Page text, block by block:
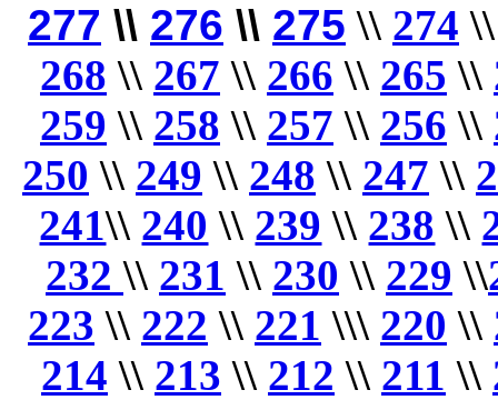
277 \\ 276 \\ 275 \\ 274
268 \\ 267 \\ 266 \\ 265 \\
259 \\ 258 \\ 257 \\ 256 \\
250 \\ 249 \\ 248 \\ 247 \\
241\\ 240 \\ 239 \\ 238 \\
232\\ 231 \\ 230 \\ 229 \\
223 \\ 222 \\ 221 \\\ 220 \\
214 \\ 213 \\ 212 \\ 211 \\